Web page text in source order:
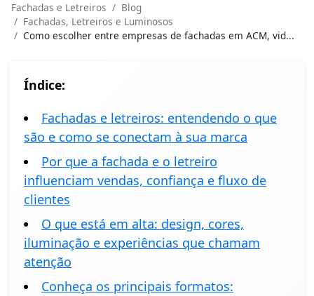
Fachadas e Letreiros
Blog
Fachadas, Letreiros e Luminosos
Como escolher entre empresas de fachadas em ACM, vid...
Índice:
Fachadas e letreiros: entendendo o que
são e como se conectam à sua marca
Por que a fachada e o letreiro
influenciam vendas, confiança e fluxo de
clientes
O que está em alta: design, cores,
iluminação e experiências que chamam
atenção
Conheça os principais formatos: